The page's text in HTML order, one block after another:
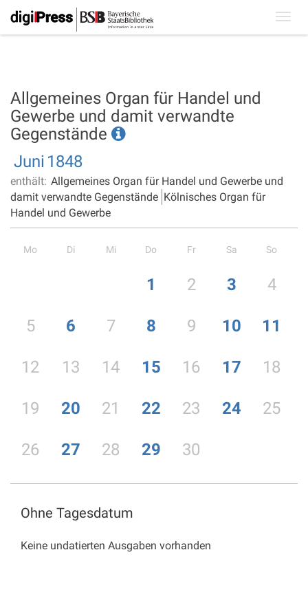
Allgemeines Organ für Handel und
Gewerbe und damit verwandte
Gegenstände
Juni 1848
enthält: Allgemeines Organ für Handel und Gewerbe und
damit verwandte Gegenstände Kölnisches Organ für
Handel und Gewerbe
Mo Di Mi Do Fr Sa So
1 2 3 4
5 6 7 8 9 10 11
12 13 14 15 16 17 18
19 20 21 22 23 24 25
26 27 28 29 30
Ohne Tagesdatum
Keine undatierten Ausgaben vorhanden